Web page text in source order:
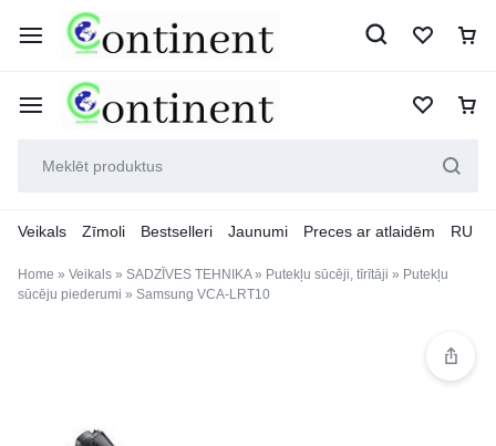
Veikals Zīmoli Bestselleri Jaunumi Preces ar atlaidēm RU
Home » Veikals » SADZĪVES TEHNIKA» Putekļu sūcēji, tīrītāji » Putekļu
sūcēju piederumi » Samsung VCA-LRT10